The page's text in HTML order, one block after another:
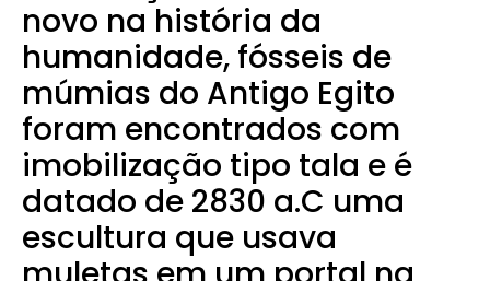
novo na história da
humanidade, fósseis de
múmias do Antigo Egito
foram encontrados com
imobilização tipo tala e é
datado de 2830 a.C uma
escultura que usava